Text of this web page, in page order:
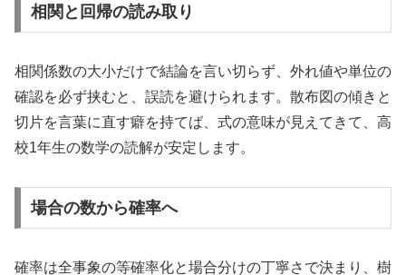
相関と回帰の読み取り
相関係数の大小だけで結論を言い切らず、外れ値や単位の
確認を必ず挟むと、誤読を避けられます。散布図の傾きと
切片を言葉に直す癖を持てば、式の意味が見えてきて、高
校1年生の数学の読解が安定します。
場合の数から確率へ
確率は全事象の等確率化と場合分けの丁寧さで決まり、樹